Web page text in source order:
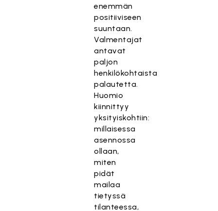
enemmän
positiiviseen
suuntaan.
Valmentajat
antavat
paljon
henkilökohtaista
palautetta.
Huomio
kiinnittyy
yksityiskohtiin:
millaisessa
asennossa
ollaan,
miten
pidät
mailaa
tietyssä
tilanteessa,